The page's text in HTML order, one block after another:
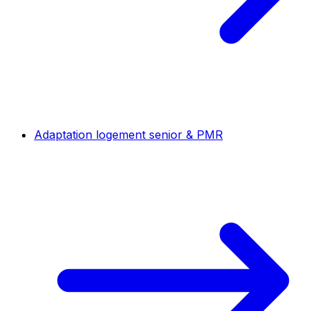
Adaptation logement senior & PMR